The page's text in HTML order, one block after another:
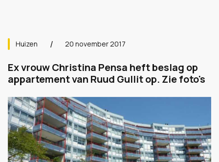
Huizen 20 november 2017
Ex vrouw Christina Pensa heft beslag op
appartement van Ruud Gullit op. Zie foto's